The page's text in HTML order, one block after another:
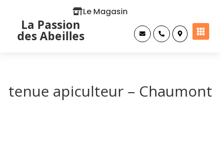
Le Magasin
La Passion
des Abeilles    
tenue apiculteur – Chaumont